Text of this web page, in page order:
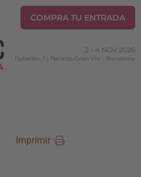
COMPRA TU ENTRADA
2 - 4 NOV 2026
Pabellón 1 | Recinto Gran Via - Barcelona
Imprimir